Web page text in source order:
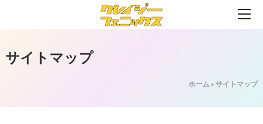
サイトマップ
ホーム » サイトマップ